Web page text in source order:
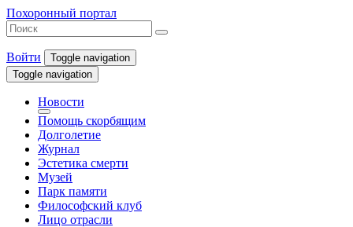
Похоронный портал
Войти
Toggle navigation
Toggle navigation
Новости
Помощь скорбящим
Долголетие
Журнал
Эстетика смерти
Музей
Парк памяти
Философский клуб
Лицо отрасли